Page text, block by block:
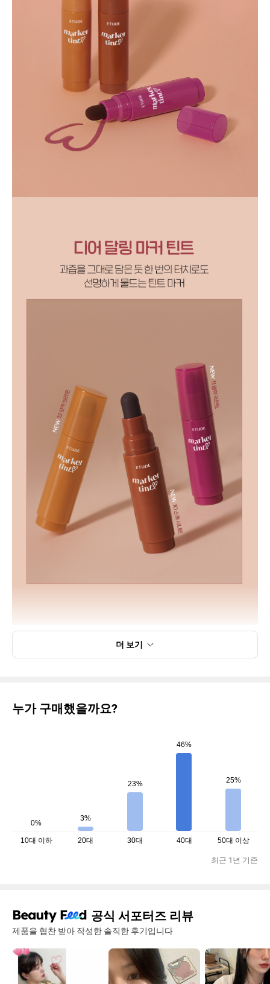
더 보기
누가 구매했을까요?
0%
3%
23%
46%
25%
10대 이하 20대 30대 40대 50대 이상
최근 1년 기준
공식 서포터즈 리뷰
제품을 협찬 받아 작성한 솔직한 후기입니다